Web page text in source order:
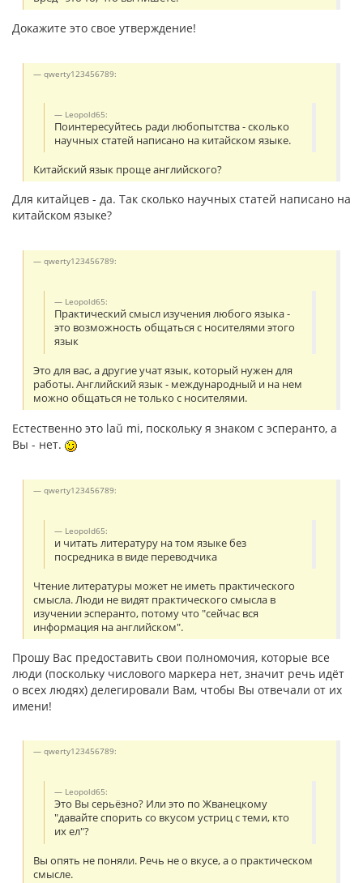
Докажите это свое утверждение!
qwerty123456789:
Leopold65:
Поинтересуйтесь ради любопытства - сколько
научных статей написано на китайском языке.
Китайский язык проще английского?
Для китайцев - да. Так сколько научных статей написано на
китайском языке?
qwerty123456789:
Leopold65:
Практический смысл изучения любого языка -
это возможность общаться с носителями этого
язык
Это для вас, а другие учат язык, который нужен для
работы. Английский язык - международный и на нем
можно общаться не только с носителями.
Естественно это laŭ mi, поскольку я знаком с эсперанто, а
Вы - нет.
qwerty123456789:
Leopold65:
и читать литературу на том языке без
посредника в виде переводчика
Чтение литературы может не иметь практического
смысла. Люди не видят практического смысла в
изучении эсперанто, потому что "сейчас вся
информация на английском".
Прошу Вас предоставить свои полномочия, которые все
люди (поскольку числового маркера нет, значит речь идёт
о всех людях) делегировали Вам, чтобы Вы отвечали от их
имени!
qwerty123456789:
Leopold65:
Это Вы серьёзно? Или это по Жванецкому
"давайте спорить со вкусом устриц с теми, кто
их ел"?
Вы опять не поняли. Речь не о вкусе, а о практическом
смысле.